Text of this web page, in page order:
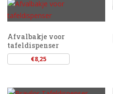
Afvalbakje voor
tafeldispenser
€8,25